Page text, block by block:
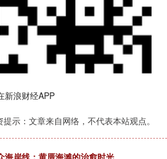
新浪财经APP
示：文章来自网络，不代表本站观点。
海岸线：黄厝海滩的治愈时光